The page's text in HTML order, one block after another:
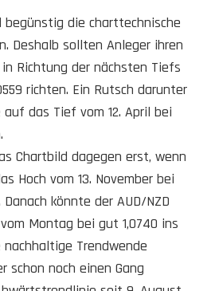
begünstig die charttechnische
Deshalb sollten Anleger ihren
Richtung der nächsten Tiefs
richten. Ein Rutsch darunter
das Tief vom 12. April bei
Chartbild dagegen erst, wenn
Hoch vom 13. November bei
könnte der AUD/NZD
Montag bei gut 1,0740 ins
Trendwende
schon noch einen Gang